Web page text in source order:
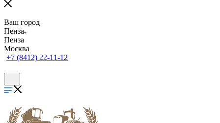
Ваш город
Пенза
Пенза
Москва
+7 (8412) 22-11-12